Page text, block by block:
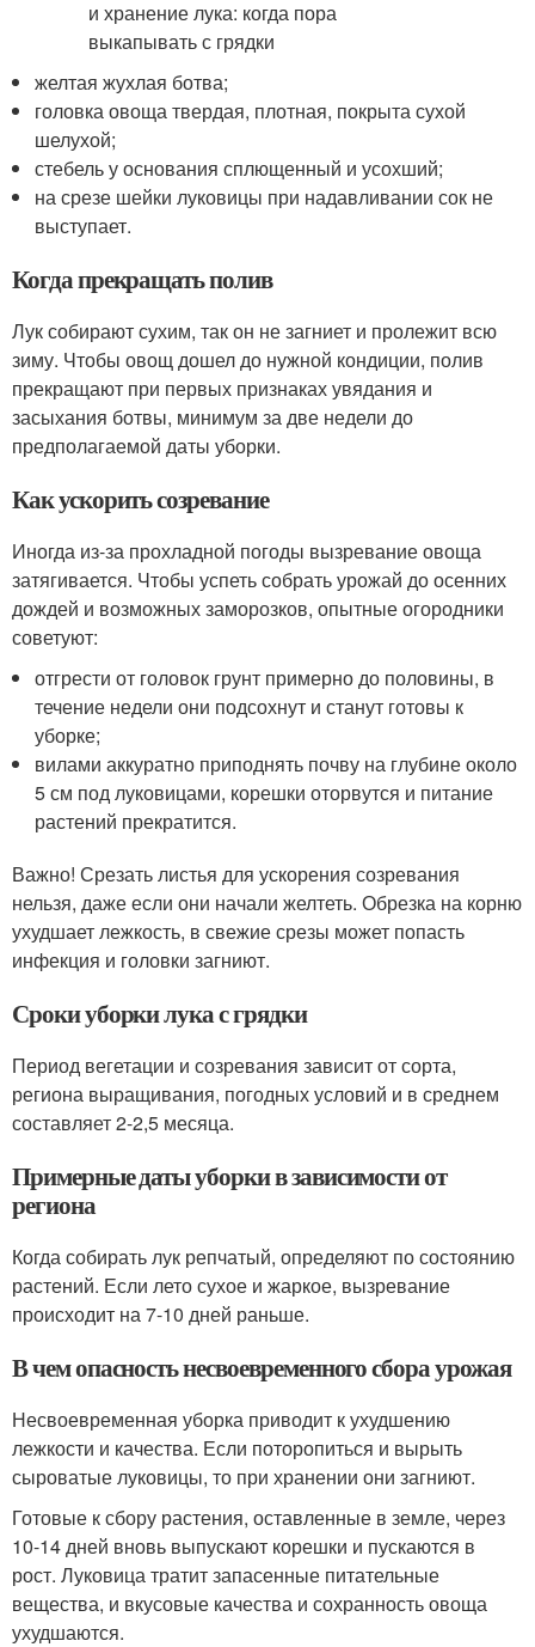
желтая жухлая ботва;
головка овоща твердая, плотная, покрыта сухой
шелухой;
стебель у основания сплющенный и усохший;
на срезе шейки луковицы при надавливании сок не
выступает.
Когда прекращать полив
Лук собирают сухим, так он не загниет и пролежит всю
зиму. Чтобы овощ дошел до нужной кондиции, полив
прекращают при первых признаках увядания и
засыхания ботвы, минимум за две недели до
предполагаемой даты уборки.
Как ускорить созревание
Иногда из-за прохладной погоды вызревание овоща
затягивается. Чтобы успеть собрать урожай до осенних
дождей и возможных заморозков, опытные огородники
советуют:
отгрести от головок грунт примерно до половины, в
течение недели они подсохнут и станут готовы к
уборке;
вилами аккуратно приподнять почву на глубине около
5 см под луковицами, корешки оторвутся и питание
растений прекратится.
Важно! Срезать листья для ускорения созревания
нельзя, даже если они начали желтеть. Обрезка на корню
ухудшает лежкость, в свежие срезы может попасть
инфекция и головки загниют.
Сроки уборки лука с грядки
Период вегетации и созревания зависит от сорта,
региона выращивания, погодных условий и в среднем
составляет 2-2,5 месяца.
Примерные даты уборки в зависимости от
региона
Когда собирать лук репчатый, определяют по состоянию
растений. Если лето сухое и жаркое, вызревание
происходит на 7-10 дней раньше.
В чем опасность несвоевременного сбора урожая
Несвоевременная уборка приводит к ухудшению
лежкости и качества. Если поторопиться и вырыть
сыроватые луковицы, то при хранении они загниют.
Готовые к сбору растения, оставленные в земле, через
10-14 дней вновь выпускают корешки и пускаются в
рост. Луковица тратит запасенные питательные
вещества, и вкусовые качества и сохранность овоща
ухудшаются.